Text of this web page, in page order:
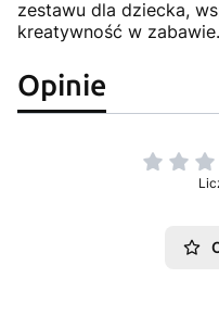
zestawu dla dziecka,
kreatywność w zabawie.
Opinie